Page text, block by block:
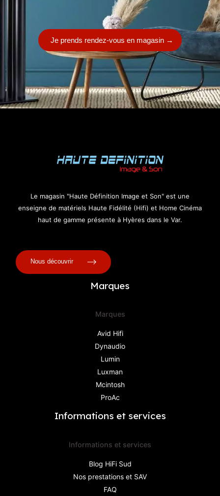
Je prends rendez-vous en magasin →
Le magasin "Haute Définition Image et Son" est une
enseigne de matériels Haute Fidélité (Hifi) et Home Cinéma
haut de gamme présente à Hyères dans le Var.
Nous découvrir
Marques
Marques
Avid Hifi
Dynaudio
Lumin
Luxman
Mcintosh
ProAc
Informations et services
Informations et services
Blog HiFi Sud
Nos prestations et SAV
FAQ